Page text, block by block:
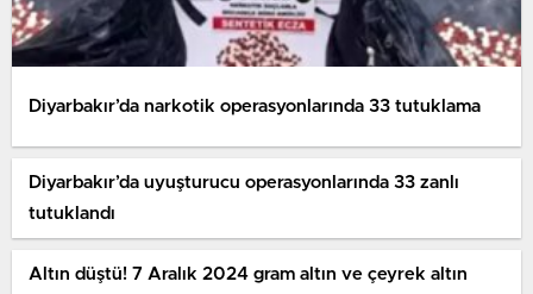
Diyarbakır’da narkotik operasyonlarında 33 tutuklama
Diyarbakır’da uyuşturucu operasyonlarında 33 zanlı
tutuklandı
Altın düştü! 7 Aralık 2024 gram altın ve çeyrek altın